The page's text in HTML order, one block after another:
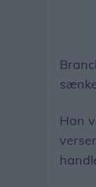
Han